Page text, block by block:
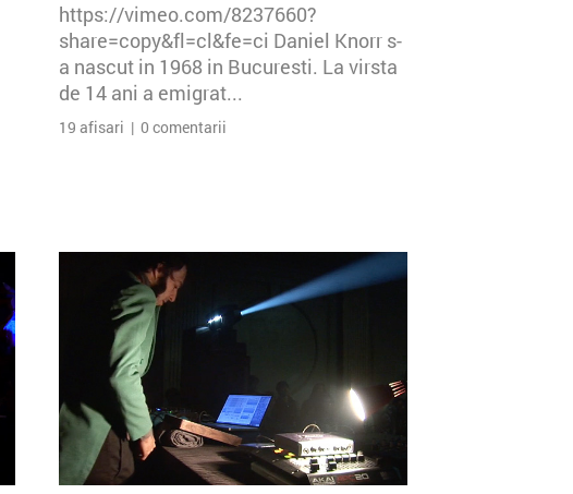
https://vimeo.com/8237660?
share=copy&fl=cl&fe=ci Daniel Knorr s-
a nascut in 1968 in Bucuresti. La virsta
de 14 ani a emigrat...
19 afisari | 0 comentarii